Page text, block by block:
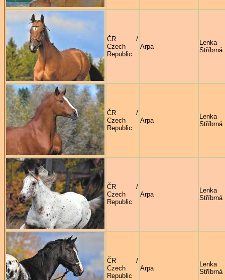
ČR /
Czech
Republic
Arpa
Lenka
Stříbrná
ČR /
Czech
Republic
Arpa
Lenka
Stříbrná
ČR /
Czech
Republic
Arpa
Lenka
Stříbrná
ČR /
Czech
Republic
Arpa
Lenka
Stříbrná